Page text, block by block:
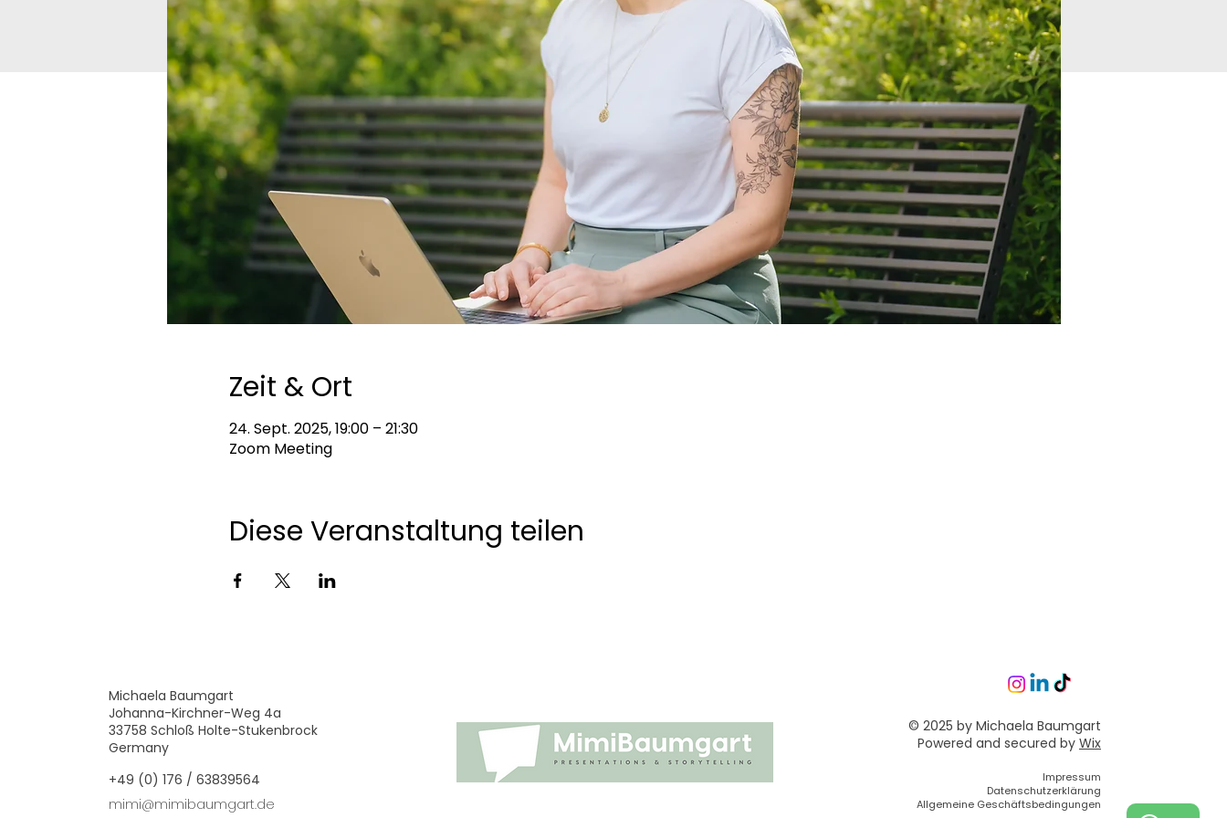
Zeit & Ort
24. Sept. 2025, 19:00 – 21:30
Zoom Meeting
Diese Veranstaltung teilen
Michaela Baumgart
Johanna-Kirchner-Weg 4a
33758 Schloß Holte-Stukenbrock
Germany
+49 (0) 176 / 63839564
mimi@mimibaumgart.de
© 2025 by Michaela Baumgart
Powered and secured by Wix
Impressum
Datenschutzerklärung
Allgemeine Geschäftsbedingungen